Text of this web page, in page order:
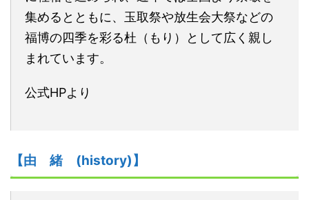
集めるとともに、玉取祭や放生会大祭などの
福博の四季を彩る杜（もり）として広く親し
まれています。
公式HPより
【由 緒 (history)】